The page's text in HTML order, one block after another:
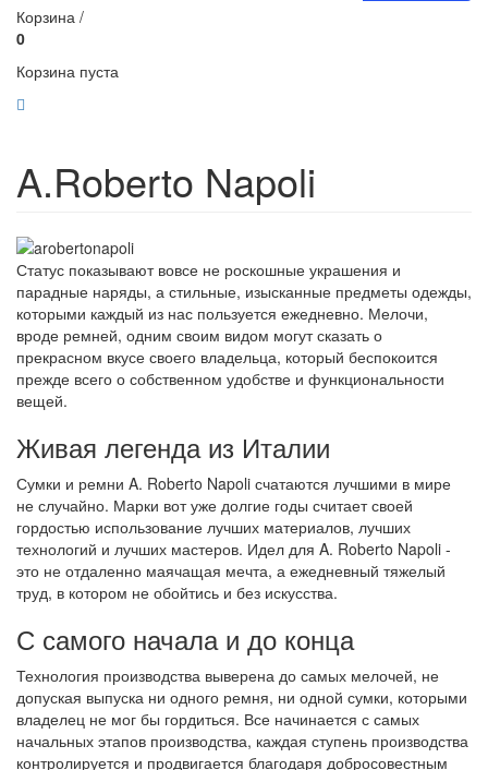
Корзина /
0
Корзина пуста
A.Roberto Napoli
Статус показывают вовсе не роскошные украшения и
парадные наряды, а стильные, изысканные предметы одежды,
которыми каждый из нас пользуется ежедневно. Мелочи,
вроде ремней, одним своим видом могут сказать о
прекрасном вкусе своего владельца, который беспокоится
прежде всего о собственном удобстве и функциональности
вещей.
Живая легенда из Италии
Сумки и ремни A. Roberto Napoli счатаются лучшими в мире
не случайно. Марки вот уже долгие годы считает своей
гордостью использование лучших материалов, лучших
технологий и лучших мастеров. Идел для A. Roberto Napoli -
это не отдаленно маячащая мечта, а ежедневный тяжелый
труд, в котором не обойтись и без искусства.
С самого начала и до конца
Технология производства выверена до самых мелочей, не
допуская выпуска ни одного ремня, ни одной сумки, которыми
владелец не мог бы гордиться. Все начинается с самых
начальных этапов производства, каждая ступень производства
контролируется и продвигается благодаря добросовестным